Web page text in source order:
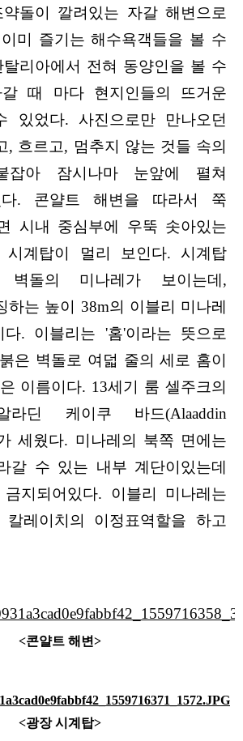
돌이 깔려있는 자갈 해변으로
미 즐기는 해수욕객들을 볼 수
리아에서 전혀 동양인을 볼 수
갈 때 마다 현지인들의 뜨거운
있었다. 사진으로만 만나오던
, 흐르고, 멈추지 않는 것들 속의
잡아 잠시나마 눈앞에 펼쳐
다. 콘얄트 해변을 따라서 쭉
시내 중심부에 우뚝 솟아있는
시계탑이 멀리 보인다. 시계탑
돌의 미나레가 보이는데,
하는 높이 38m의 이블리 미나레
다. 이블리는 '홈'이라는 뜻으로
은 벽돌로 여덟 줄의 세로 홈이
이름이다. 13세기 룸 셀주크의
라딘 케이쿠 바드(Alaaddin
세웠다. 미나레의 북쪽 면에는
갈 수 있는 내부 계단이있는데
지되어있다. 이블리 미나레는
레이치의 이정표역할을 하고
<콘얄트 해변>
<광장 시계탑>